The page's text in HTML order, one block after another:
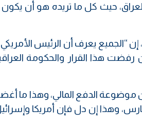
قبل 22 عاما، لم تأتي بخير للعراق، حيث كل ما تريده
“الجميع يعرف أن الرئيس
رفضت هذا القرار والحكومة
الدفع المالي، وهذا ما
وهذا إن دل فإن أمريكا